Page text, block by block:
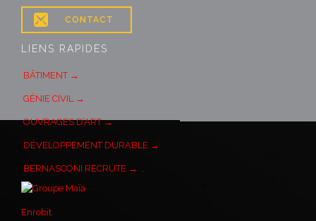
 CONTACT
LIENS RAPIDES
BÂTIMENT →
GÉNIE CIVIL →
OUVRAGES D’ART →
DÉVELOPPEMENT DURABLE →
BERNASCONI RECRUTE →
Enrobit